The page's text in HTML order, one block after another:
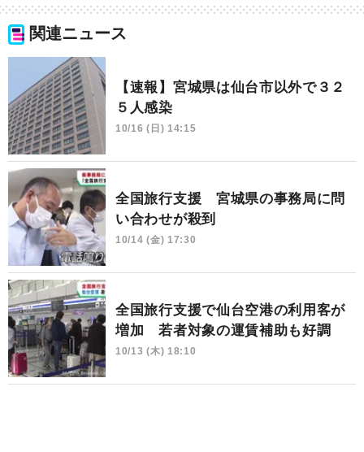
関連ニュース
【速報】宮城県は仙台市以外で３２
５人感染
10/16 (日) 14:15
全国旅行支援 宮城県の事務局に問
い合わせが殺到
10/14 (金) 17:30
全国旅行支援で仙台空港の利用客が
増加 若者対象の運賃補助も好調
10/13 (木) 18:10